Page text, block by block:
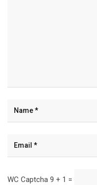
WC Captcha 9 + 1 =